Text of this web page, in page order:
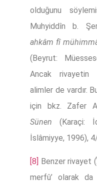
olduğunu
Muhyiddîn b.
ahkâm fî
(Beyrut:
Ancak rivayetin
alimler de vardır.
için bkz. Zafer
Sünen (Karaçi:
İslâmiyye, 1996),
[8] Benzer rivayet (أَلاَ لاَ تَؤُمَّنَّ امْرَأَةٌ رَجُلاً) lafzıyla
merfû’ olarak da